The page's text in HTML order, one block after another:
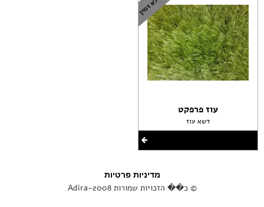
עוז פרפקט
דשא עוז
מדיניות פרטיות
© כ�� הזכויות שמורות Adira-2008